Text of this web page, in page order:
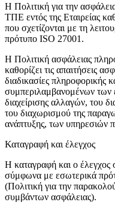
Η Πολιτική για την
ΤΠΕ εντός της Εταιρείας
που σχετίζονται με τη
πρότυπο ISO 27001.
Η Πολιτική ασφάλειας
καθορίζει τις απαιτήσεις
διαδικασίες πληροφορικής
συμπεριλαμβανομένων των
διαχείρισης αλλαγών, του
του διαχωρισμού της
ανάπτυξης, των υπηρεσιών
Καταγραφή και έλεγχος
Η καταγραφή και ο έλεγχος
σύμφωνα με εσωτερικά
(Πολιτική για την
συμβάντων ασφάλειας).